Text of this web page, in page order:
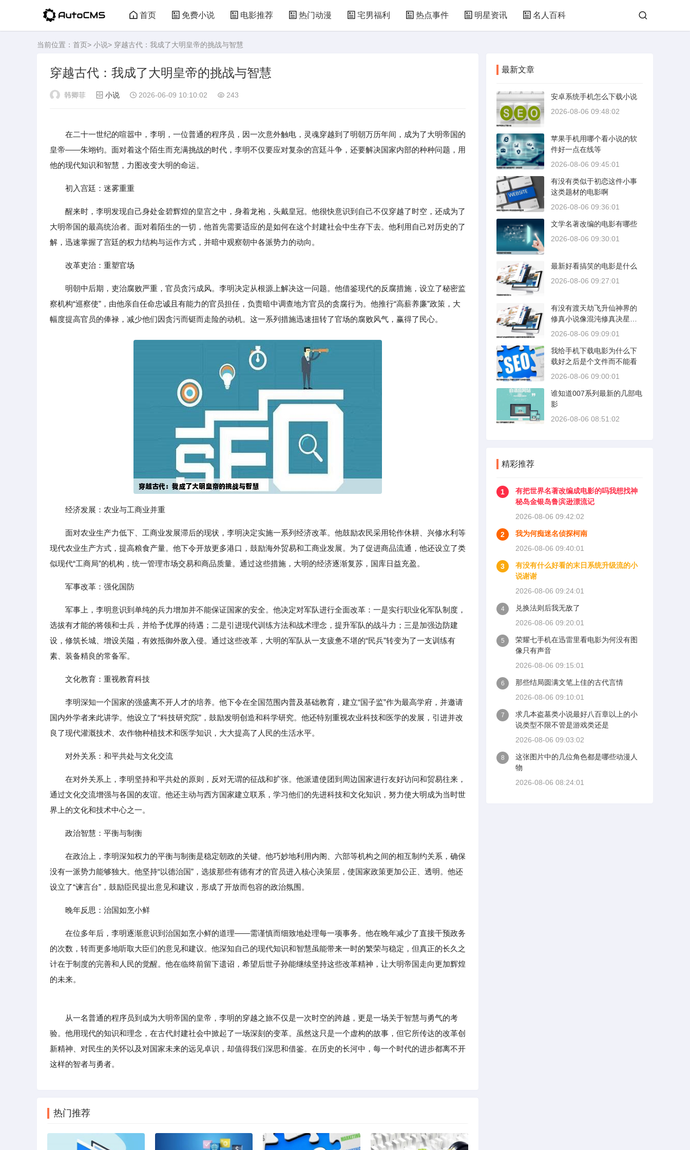
首页 免费小说 电影推荐 热门动漫 宅男福利 热点事件 明星资讯 名人百科
当前位置： 首页> 小说> 穿越古代：我成了大明皇帝的挑战与智慧
穿越古代：我成了大明皇帝的挑战与智慧
韩卿菲 小说 2026-06-09 10:10:02 243
在二十一世纪的喧嚣中，李明，一位普通的程序员，因一次意外触电，灵魂穿越到了明朝万历年间，成为了大明帝国的
皇帝——朱翊钧。面对着这个陌生而充满挑战的时代，李明不仅要应对复杂的宫廷斗争，还要解决国家内部的种种问题，用
他的现代知识和智慧，力图改变大明的命运。
初入宫廷：迷雾重重
醒来时，李明发现自己身处金碧辉煌的皇宫之中，身着龙袍，头戴皇冠。他很快意识到自己不仅穿越了时空，还成为了
大明帝国的最高统治者。面对着陌生的一切，他首先需要适应的是如何在这个封建社会中生存下去。他利用自己对历史的了
解，迅速掌握了宫廷的权力结构与运作方式，并暗中观察朝中各派势力的动向。
改革吏治：重塑官场
明朝中后期，吏治腐败严重，官员贪污成风。李明决定从根源上解决这一问题。他借鉴现代的反腐措施，设立了秘密监
察机构“巡察使”，由他亲自任命忠诚且有能力的官员担任，负责暗中调查地方官员的贪腐行为。他推行“高薪养廉”政策，大
幅度提高官员的俸禄，减少他们因贪污而铤而走险的动机。这一系列措施迅速扭转了官场的腐败风气，赢得了民心。
经济发展：农业与工商业并重
面对农业生产力低下、工商业发展滞后的现状，李明决定实施一系列经济改革。他鼓励农民采用轮作休耕、兴修水利等
现代农业生产方式，提高粮食产量。他下令开放更多港口，鼓励海外贸易和工商业发展。为了促进商品流通，他还设立了类
似现代“工商局”的机构，统一管理市场交易和商品质量。通过这些措施，大明的经济逐渐复苏，国库日益充盈。
军事改革：强化国防
军事上，李明意识到单纯的兵力增加并不能保证国家的安全。他决定对军队进行全面改革：一是实行职业化军队制度，
选拔有才能的将领和士兵，并给予优厚的待遇；二是引进现代训练方法和战术理念，提升军队的战斗力；三是加强边防建
设，修筑长城、增设关隘，有效抵御外敌入侵。通过这些改革，大明的军队从一支疲惫不堪的“民兵”转变为了一支训练有
素、装备精良的常备军。
文化教育：重视教育科技
李明深知一个国家的强盛离不开人才的培养。他下令在全国范围内普及基础教育，建立“国子监”作为最高学府，并邀请
国内外学者来此讲学。他设立了“科技研究院”，鼓励发明创造和科学研究。他还特别重视农业科技和医学的发展，引进并改
良了现代灌溉技术、农作物种植技术和医学知识，大大提高了人民的生活水平。
对外关系：和平共处与文化交流
在对外关系上，李明坚持和平共处的原则，反对无谓的征战和扩张。他派遣使团到周边国家进行友好访问和贸易往来，
通过文化交流增强与各国的友谊。他还主动与西方国家建立联系，学习他们的先进科技和文化知识，努力使大明成为当时世
界上的文化和技术中心之一。
政治智慧：平衡与制衡
在政治上，李明深知权力的平衡与制衡是稳定朝政的关键。他巧妙地利用内阁、六部等机构之间的相互制约关系，确保
没有一派势力能够独大。他坚持“以德治国”，选拔那些有德有才的官员进入核心决策层，使国家政策更加公正、透明。他还
设立了“谏言台”，鼓励臣民提出意见和建议，形成了开放而包容的政治氛围。
晚年反思：治国如烹小鲜
在位多年后，李明逐渐意识到治国如烹小鲜的道理——需谨慎而细致地处理每一项事务。他在晚年减少了直接干预政务
的次数，转而更多地听取大臣们的意见和建议。他深知自己的现代知识和智慧虽能带来一时的繁荣与稳定，但真正的长久之
计在于制度的完善和人民的觉醒。他在临终前留下遗诏，希望后世子孙能继续坚持这些改革精神，让大明帝国走向更加辉煌
的未来。
从一名普通的程序员到成为大明帝国的皇帝，李明的穿越之旅不仅是一次时空的跨越，更是一场关于智慧与勇气的考
验。他用现代的知识和理念，在古代封建社会中掀起了一场深刻的变革。虽然这只是一个虚构的故事，但它所传达的改革创
新精神、对民生的关怀以及对国家未来的远见卓识，却值得我们深思和借鉴。在历史的长河中，每一个时代的进步都离不开
这样的智者与勇者。
热门推荐
最新文章
安卓系统手机怎么下载小说
2026-08-06 09:48:02
苹果手机用哪个看小说的软
件好一点在线等
2026-08-06 09:45:01
有没有类似于初恋这件小事
这类题材的电影啊
2026-08-06 09:36:01
文学名著改编的电影有哪些
2026-08-06 09:30:01
最新好看搞笑的电影是什么
2026-08-06 09:27:01
有没有渡天劫飞升仙神界的
修真小说像混沌修真决星辰
变之类
2026-08-06 09:09:01
我给手机下载电影为什么下
载好之后是个文件而不能看
2026-08-06 09:00:01
谁知道007系列最新的几部电
影
2026-08-06 08:51:02
精彩推荐
1
有把世界名著改编成电影的吗我想找神
秘岛金银岛鲁滨逊漂流记
2026-08-06 09:42:02
2
我为何痴迷名侦探柯南
2026-08-06 09:40:01
3
有没有什么好看的末日系统升级流的小
说谢谢
2026-08-06 09:24:01
4
兑换法则后我无敌了
2026-08-06 09:20:01
5
荣耀七手机在迅雷里看电影为何没有图
像只有声音
2026-08-06 09:15:01
6
那些结局圆满文笔上佳的古代言情
2026-08-06 09:10:01
7
求几本盗墓类小说最好八百章以上的小
说类型不限不管是游戏类还是
2026-08-06 09:03:02
8
这张图片中的几位角色都是哪些动漫人
物
2026-08-06 08:24:01